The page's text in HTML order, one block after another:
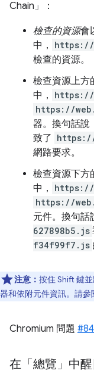
Chain」
：
檢查的資源會
中，
https://
檢查的資源。
檢查資源上方
中，
https://
https://
器。換句話說
致了
網路要求。
檢查資源下方
中，
https://
https://
元件。換句話
627898b5.js
f34f99f7.js
注意： 按住 Shift 鍵
器和依附元件資訊。請參
Chromium 問題
在「總覽」中